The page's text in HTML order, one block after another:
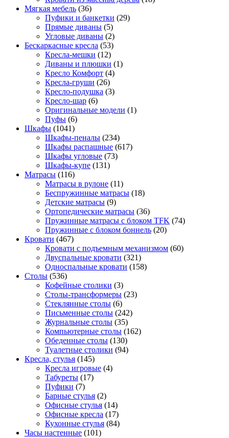
Мягкая мебель (36)
Пуфики и банкетки (29)
Прямые диваны (5)
Угловые диваны (2)
Бескаркасные кресла (53)
Кресла-мешки (12)
Диваны и плюшки (1)
Кресло Комфорт (4)
Кресла-груши (26)
Кресло-подушка (3)
Кресло-шар (6)
Оригинальные модели (1)
Пуфы (6)
Шкафы (1041)
Шкафы-пеналы (234)
Шкафы распашные (617)
Шкафы угловые (73)
Шкафы-купе (131)
Матрасы (116)
Матрасы в рулоне (11)
Беспружинные матрасы (18)
Детские матрасы (9)
Ортопедические матрасы (36)
Пружинные матрасы с блоком TFK (74)
Пружинные с блоком боннель (20)
Кровати (467)
Кровати с подъемным механизмом (60)
Двуспальные кровати (321)
Односпальные кровати (158)
Столы (536)
Кофейные столики (3)
Столы-трансформеры (23)
Стеклянные столы (6)
Письменные столы (242)
Журнальные столы (35)
Компьютерные столы (162)
Обеденные столы (130)
Туалетные столики (94)
Кресла, стулья (145)
Кресла игровые (4)
Табуреты (17)
Пуфики (7)
Барные стулья (2)
Офисные стулья (14)
Офисные кресла (17)
Кухонные стулья (84)
Часы настенные (101)